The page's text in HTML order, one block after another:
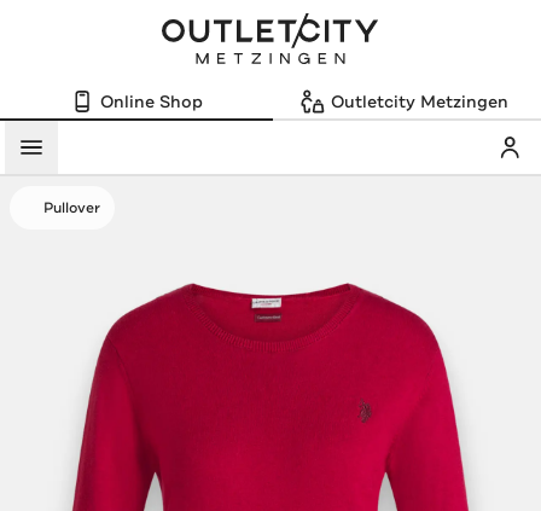
Online Shop Outletcity Metzingen
Menü
Pullover